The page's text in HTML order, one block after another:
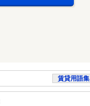
賃貸用語集